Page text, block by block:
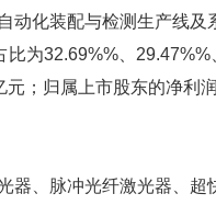
动化装配与检测生产线
为32.69%%、29.47%%
；归属上市股东的净利
器、脉冲光纤激光器、